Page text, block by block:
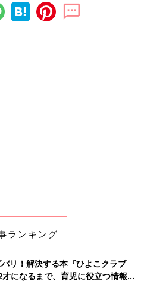
ランキング
リ！解決する本『ひよこクラブ
になるまで、育児に役立つ情報が